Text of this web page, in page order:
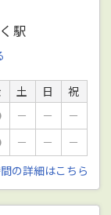
駅
土 日
祝
－ －
－
－ －
－
の詳細はこちら